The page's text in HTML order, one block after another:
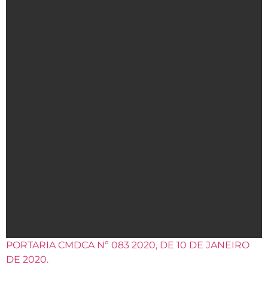
PORTARIA CMDCA Nº 083 2020, DE 10 DE JANEIRO
DE 2020.